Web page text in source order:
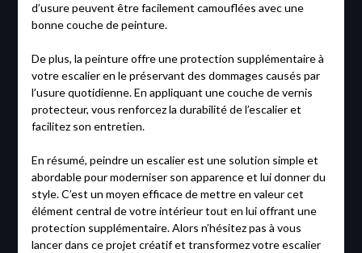
d’usure peuvent être facilement camouflées avec une
bonne couche de peinture.
De plus, la peinture offre une protection supplémentaire à
votre escalier en le préservant des dommages causés par
l’usure quotidienne. En appliquant une couche de vernis
protecteur, vous renforcez la durabilité de l’escalier et
facilitez son entretien.
En résumé, peindre un escalier est une solution simple et
abordable pour moderniser son apparence et lui donner du
style. C’est un moyen efficace de mettre en valeur cet
élément central de votre intérieur tout en lui offrant une
protection supplémentaire. Alors n’hésitez pas à vous
lancer dans ce projet créatif et transformez votre escalier